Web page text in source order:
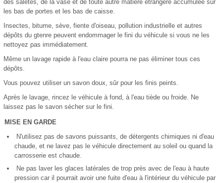
des saletés, de la vase et de toute autre matière étrangère accumulée sur
les bas de portes et les bas de caisse.
Insectes, bitume, sève, fiente d'oiseau, pollution industrielle et autres
dépôts du gtenre peuvent endommager le fini du véhicule si vous ne les
nettoyez pas immédiatement.
Même un lavage rapide à l'eau claire pourra ne pas éliminer tous ces
dépôts.
Vous pouvez utiliser un savon doux, sûr pour les finis peints.
Après le lavage, rincez le véhicule à fond, à l'eau tiède ou froide. Ne
laissez pas le savon sécher sur le fini.
MISE EN GARDE
N'utilisez pas de savons puissants, de détergents chimiques ni d'eau
chaude, et ne lavez pas le véhicule directement au soleil ou quand la
carrosserie est chaude.
Ne pas laver les glaces latérales de trop près avec de l'eau à haute
pression car il pourrait avoir une fuite d'eau à l'intérieur du véhicule par